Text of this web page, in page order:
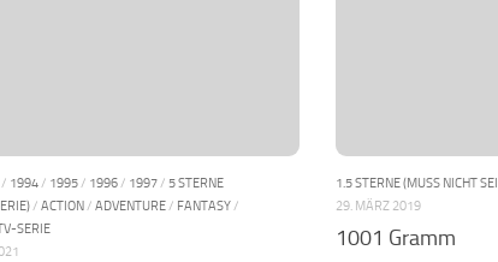
/ 1994/ 1995/ 1996/ 1997/ 5 STERNE
/ ACTION/ ADVENTURE/ FANTASY/
SERIE
1.5 STERNE (MUSS NICHT
29. MÄRZ 2019
1001 Gramm